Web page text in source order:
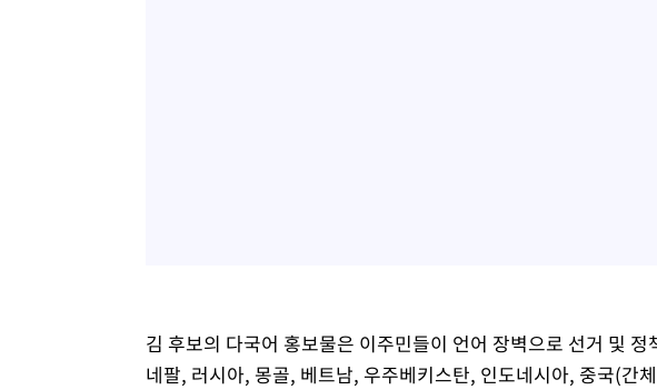
김 후보의 다국어 홍보물은 이주민들이 언어 장벽으로 선거 및
네팔, 러시아, 몽골, 베트남, 우주베키스탄, 인도네시아, 중국(간